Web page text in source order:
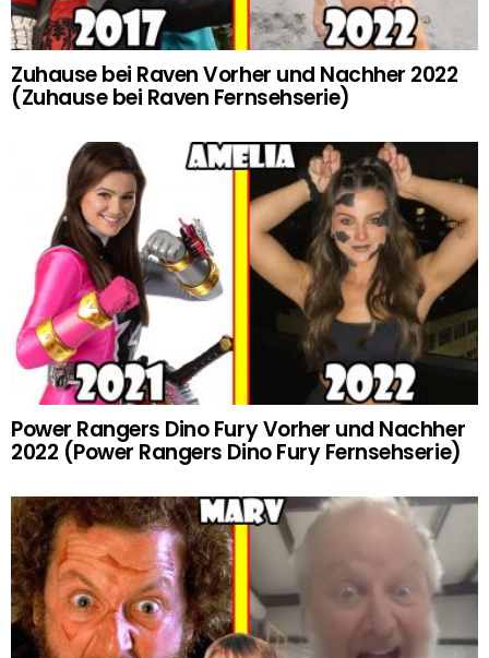
Zuhause bei Raven Vorher und Nachher 2022
(Zuhause bei Raven Fernsehserie)
Power Rangers Dino Fury Vorher und Nachher
2022 (Power Rangers Dino Fury Fernsehserie)